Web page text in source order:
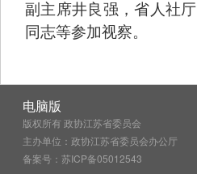
副主席井良强，省人社
同志等参加视察。
电脑版
版权所有 政协江苏省委员会
主办单位：政协江苏省委员会办公厅
备案号：苏ICP备05012543